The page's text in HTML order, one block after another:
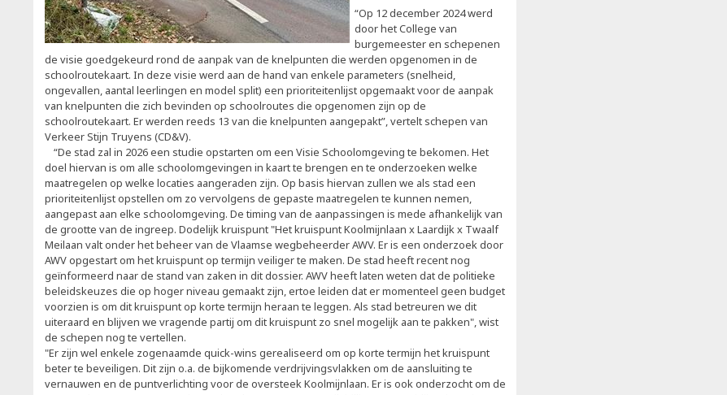
“Op 12 december 2024 werd
door het College van
burgemeester en schepenen
de visie goedgekeurd rond de aanpak van de knelpunten die werden opgenomen in de
schoolroutekaart. In deze visie werd aan de hand van enkele parameters (snelheid,
ongevallen, aantal leerlingen en model split) een prioriteitenlijst opgemaakt voor de aanpak
van knelpunten die zich bevinden op schoolroutes die opgenomen zijn op de
schoolroutekaart. Er werden reeds 13 van die knelpunten aangepakt”, vertelt schepen van
Verkeer Stijn Truyens (CD&V).
“De stad zal in 2026 een studie opstarten om een Visie Schoolomgeving te bekomen. Het
doel hiervan is om alle schoolomgevingen in kaart te brengen en te onderzoeken welke
maatregelen op welke locaties aangeraden zijn. Op basis hiervan zullen we als stad een
prioriteitenlijst opstellen om zo vervolgens de gepaste maatregelen te kunnen nemen,
aangepast aan elke schoolomgeving. De timing van de aanpassingen is mede afhankelijk van
de grootte van de ingreep. Dodelijk kruispunt "Het kruispunt Koolmijnlaan x Laardijk x Twaalf
Meilaan valt onder het beheer van de Vlaamse wegbeheerder AWV. Er is een onderzoek door
AWV opgestart om het kruispunt op termijn veiliger te maken. De stad heeft recent nog
geïnformeerd naar de stand van zaken in dit dossier. AWV heeft laten weten dat de politieke
beleidskeuzes die op hoger niveau gemaakt zijn, ertoe leiden dat er momenteel geen budget
voorzien is om dit kruispunt op korte termijn heraan te leggen. Als stad betreuren we dit
uiteraard en blijven we vragende partij om dit kruispunt zo snel mogelijk aan te pakken", wist
de schepen nog te vertellen.
"Er zijn wel enkele zogenaamde quick-wins gerealiseerd om op korte termijn het kruispunt
beter te beveiligen. Dit zijn o.a. de bijkomende verdrijvingsvlakken om de aansluiting te
vernauwen en de puntverlichting voor de oversteek Koolmijnlaan. Er is ook onderzocht om de